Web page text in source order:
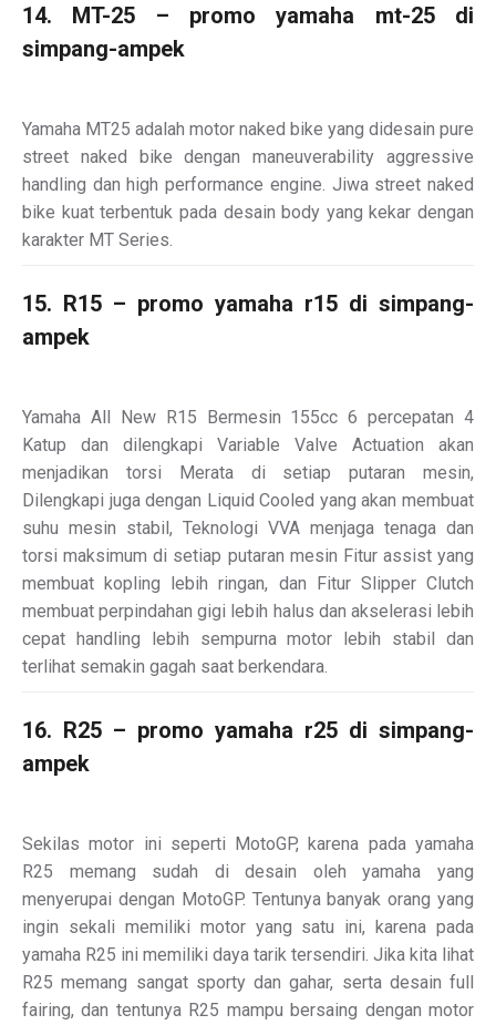
14. MT-25 – promo yamaha mt-25 di
simpang-ampek
Yamaha MT25 adalah motor naked bike yang didesain pure
street naked bike dengan maneuverability aggressive
handling dan high performance engine. Jiwa street naked
bike kuat terbentuk pada desain body yang kekar dengan
karakter MT Series.
15. R15 – promo yamaha r15 di simpang-
ampek
Yamaha All New R15 Bermesin 155cc 6 percepatan 4
Katup dan dilengkapi Variable Valve Actuation akan
menjadikan torsi Merata di setiap putaran mesin,
Dilengkapi juga dengan Liquid Cooled yang akan membuat
suhu mesin stabil, Teknologi VVA menjaga tenaga dan
torsi maksimum di setiap putaran mesin Fitur assist yang
membuat kopling lebih ringan, dan Fitur Slipper Clutch
membuat perpindahan gigi lebih halus dan akselerasi lebih
cepat handling lebih sempurna motor lebih stabil dan
terlihat semakin gagah saat berkendara.
16. R25 – promo yamaha r25 di simpang-
ampek
Sekilas motor ini seperti MotoGP, karena pada yamaha
R25 memang sudah di desain oleh yamaha yang
menyerupai dengan MotoGP. Tentunya banyak orang yang
ingin sekali memiliki motor yang satu ini, karena pada
yamaha R25 ini memiliki daya tarik tersendiri. Jika kita lihat
R25 memang sangat sporty dan gahar, serta desain full
fairing, dan tentunya R25 mampu bersaing dengan motor